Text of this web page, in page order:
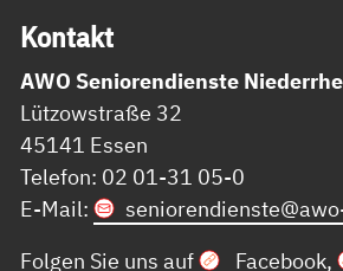
Kon­takt
AWO Seniorendienste
Lützowstraße 32
45141 Essen
Telefon: 02 01-31 05-0
E-Mail:
seniorendienste@
Folgen Sie uns auf
Facebook,